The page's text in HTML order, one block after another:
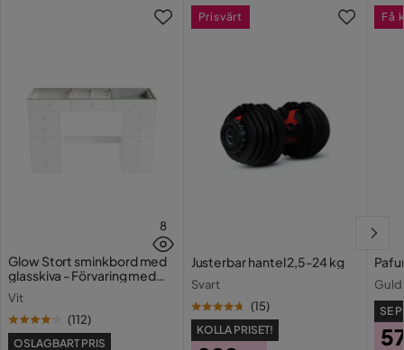
8
Glow Stort sminkbord med
glasskiva - Förvaring med
Vit
(112)
OSLAGBART PRIS
Justerbar hantel 2,5-24 kg
Svart
(15)
KOLLA PRISET!
Prisvärt
Guld
SE
Få